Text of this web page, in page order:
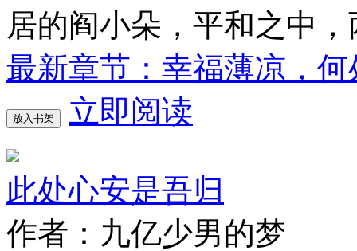
居的阎小朵，平和之中
最新章节：幸福薄凉，何
放入书架 立即阅读
此处心安是吾归
作者：九亿少男的梦